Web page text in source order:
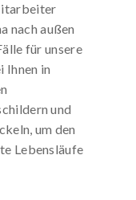
nach außen
für unsere
Ihnen in
und
um den
Lebensläufe